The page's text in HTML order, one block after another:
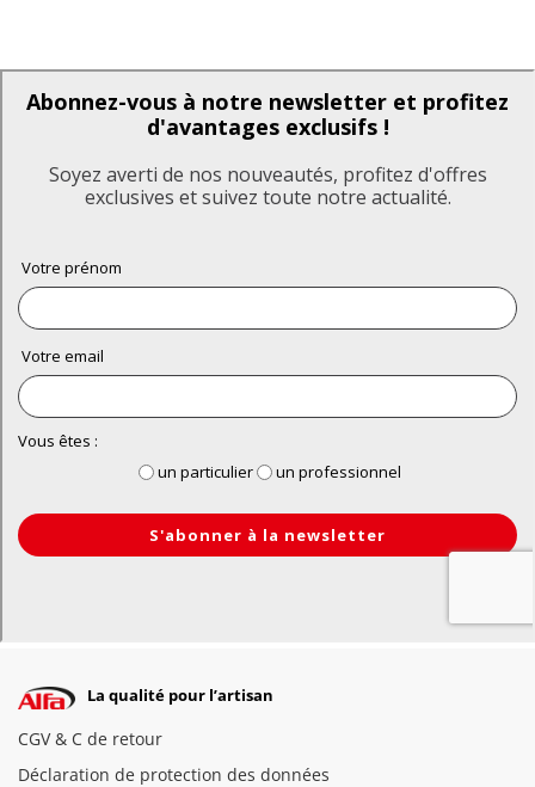
La qualité pour l’artisan
CGV & C de retour
Déclaration de protection des données